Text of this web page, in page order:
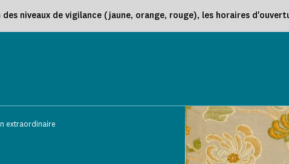
des niveaux de vigilance (jaune, orange, rouge), les horaires
extraordinaire